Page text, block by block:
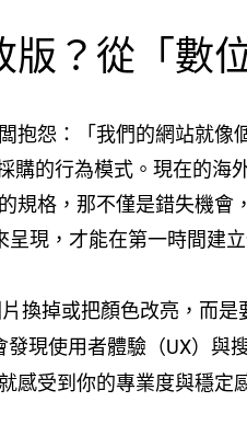
？從「數
抱怨：「我們的網站就像
購的行為模式。現在的
格，那不僅是錯失機會
呈現，才能在第一時間建立
片換掉或把顏色改亮，而
發現使用者體驗（UX）與
感受到你的專業度與穩定